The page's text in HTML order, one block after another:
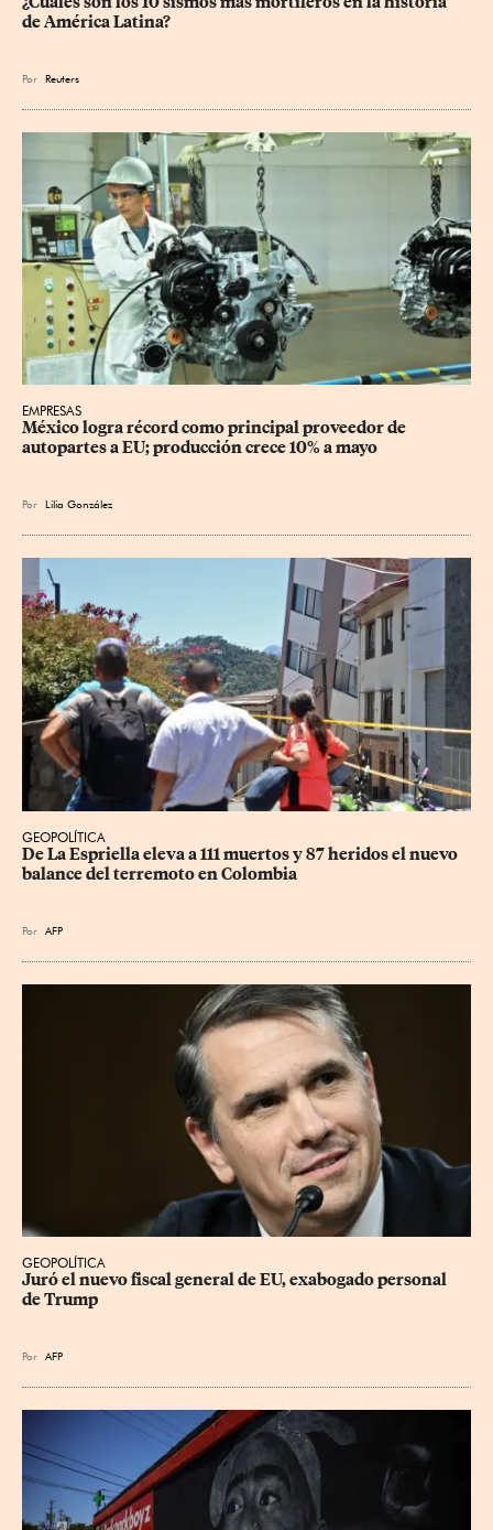
de América Latina?
Por Reuters
EMPRESAS
México logra récord como principal proveedor de
autopartes a EU; producción crece 10% a mayo
Por Lilia González
GEOPOLÍTICA
De La Espriella eleva a 111 muertos y 87 heridos el nuevo
balance del terremoto en Colombia
Por AFP
GEOPOLÍTICA
Juró el nuevo fiscal general de EU, exabogado personal
de Trump
Por AFP